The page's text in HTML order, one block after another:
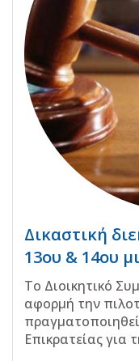
Δικαστική
13ου & 14ου
Το Διοικητικό
αφορμή την
Επικρατείας για